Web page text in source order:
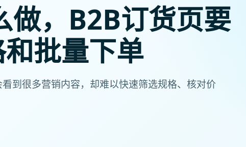
做，B2B订货页要
批量下单
到很多营销内容，却难以快速筛选规格、核对价